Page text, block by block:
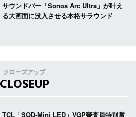
サウンドバー「Sonos Arc Ultra」が叶え
る大画面に没入させる本格サラウンド
クローズアップ
CLOSEUP
TCL「SQD-Mini LED」VGP審査員特別賞